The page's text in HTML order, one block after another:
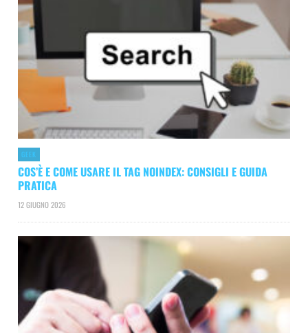
GEEK
COS’È E COME USARE IL TAG NOINDEX: CONSIGLI E GUIDA
PRATICA
12 GIUGNO 2026